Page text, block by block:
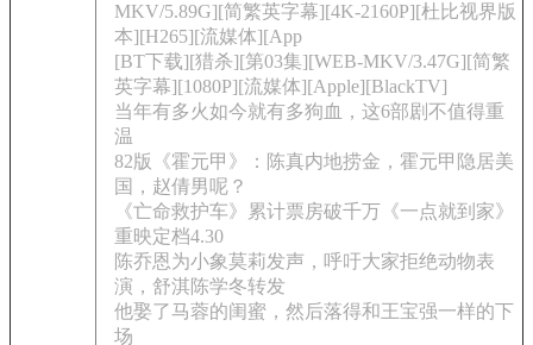
MKV/5.89G][简繁英字幕][4K-2160P][杜比视界版
本][H265][流媒体][App
[BT下载][猎杀][第03集][WEB-MKV/3.47G][简繁
英字幕][1080P][流媒体][Apple][BlackTV]
当年有多火如今就有多狗血，这6部剧不值得重
温
82版《霍元甲》：陈真内地捞金，霍元甲隐居美
国，赵倩男呢？
《亡命救护车》累计票房破千万《一点就到家》
重映定档4.30
陈乔恩为小象莫莉发声，呼吁大家拒绝动物表
演，舒淇陈学冬转发
他娶了马蓉的闺蜜，然后落得和王宝强一样的下
场